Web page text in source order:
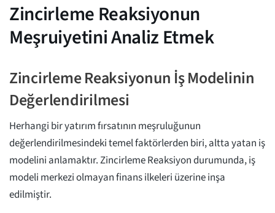
Zincirleme Reaksiyonun
Meşruiyetini Analiz Etmek
Zincirleme Reaksiyonun İş Modelinin
Değerlendirilmesi
Herhangi bir yatırım fırsatının meşruluğunun
değerlendirilmesindeki temel faktörlerden biri, altta yatan iş
modelini anlamaktır. Zincirleme Reaksiyon durumunda, iş
modeli merkezi olmayan finans ilkeleri üzerine inşa
edilmiştir.